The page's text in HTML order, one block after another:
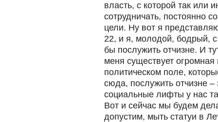
власть, с которой так или
сотрудничать, постоянно
цели. Ну вот я
22, и я, молодой, бодрый,
бы послужить отчизне. И
меня существует огромная
политическом поле,
сюда, послужить отчизне
социальные лифты у нас
Вот и сейчас мы будем
допустим, мыть статуи в